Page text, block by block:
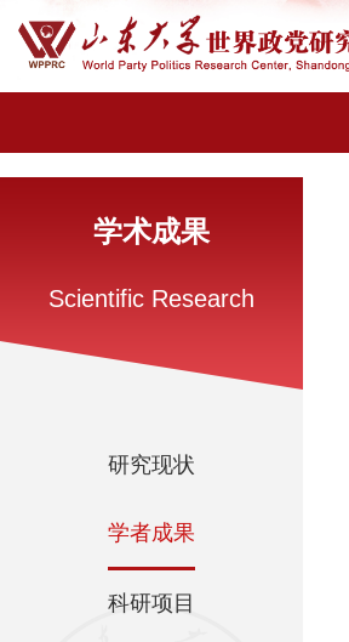
学术成果
Scientific Research
研究现状
学者成果
科研项目